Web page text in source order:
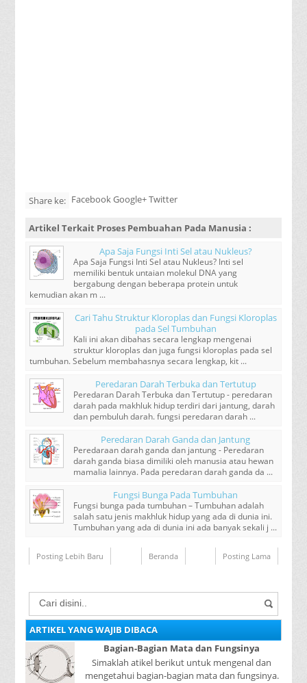
Share ke: Facebook Google+ Twitter
Artikel Terkait Proses Pembuahan Pada Manusia :
Apa Saja Fungsi Inti Sel atau Nukleus?
Apa Saja Fungsi Inti Sel atau Nukleus? Inti sel
memiliki bentuk untaian molekul DNA yang
bergabung dengan beberapa protein untuk
kemudian akan m ...
Cari Tahu Struktur Kloroplas dan Fungsi Kloroplas
pada Sel Tumbuhan
Kali ini akan dibahas secara lengkap mengenai
struktur kloroplas dan juga fungsi kloroplas pada sel
tumbuhan. Sebelum membahasnya secara lengkap, kit ...
Peredaran Darah Terbuka dan Tertutup
Peredaran Darah Terbuka dan Tertutup - peredaran
darah pada makhluk hidup terdiri dari jantung, darah
dan pembuluh darah. fungsi peredaran darah ...
Peredaran Darah Ganda dan Jantung
Peredaraan darah ganda dan jantung - Peredaran
darah ganda biasa dimiliki oleh manusia atau hewan
mamalia lainnya. Pada peredaran darah ganda da ...
Fungsi Bunga Pada Tumbuhan
Fungsi bunga pada tumbuhan – Tumbuhan adalah
salah satu jenis makhluk hidup yang ada di dunia ini.
Tumbuhan yang ada di dunia ini ada banyak sekali j ...
Posting Lebih Baru Posting Lama
Beranda
ARTIKEL YANG WAJIB DIBACA
Bagian-Bagian Mata dan Fungsinya
Simaklah atikel berikut untuk mengenal dan
mengetahui bagian-bagian mata dan fungsinya.